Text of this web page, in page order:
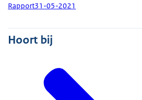
Rapport31-05-2021
Hoort bij